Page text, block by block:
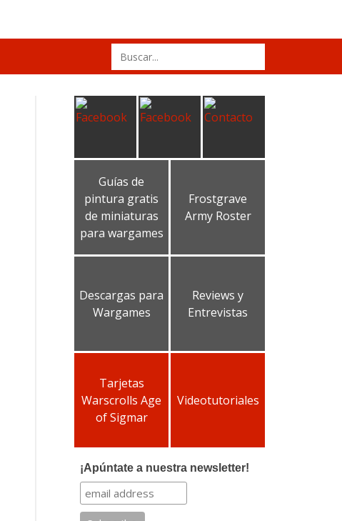
Search
for:
Guías de
pintura gratis
de miniaturas
para wargames
Frostgrave
Army Roster
Descargas para
Wargames
Reviews y
Entrevistas
Tarjetas
Warscrolls Age
of Sigmar
Videotutoriales
¡Apúntate a nuestra newsletter!